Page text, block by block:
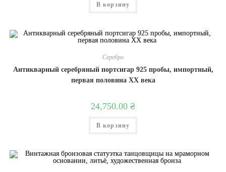
В корзину
Серебро
Антикварный серебряный портсигар 925 пробы, импортный,
первая половина XX века
24,750.00 ₴
В корзину